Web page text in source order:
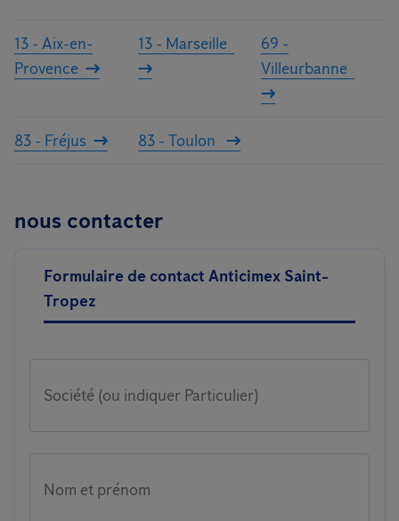
13 - Aix-en-
Provence
13 - Marseille
69 -
Villeurbanne
83 - Fréjus 83 - Toulon
nous contacter
Formulaire de contact Anticimex Saint-
Tropez
Société (ou indiquer Particulier)
Nom et prénom